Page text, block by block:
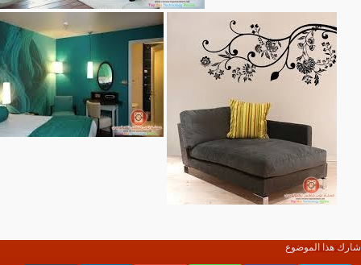
شارك هذا الموضوع